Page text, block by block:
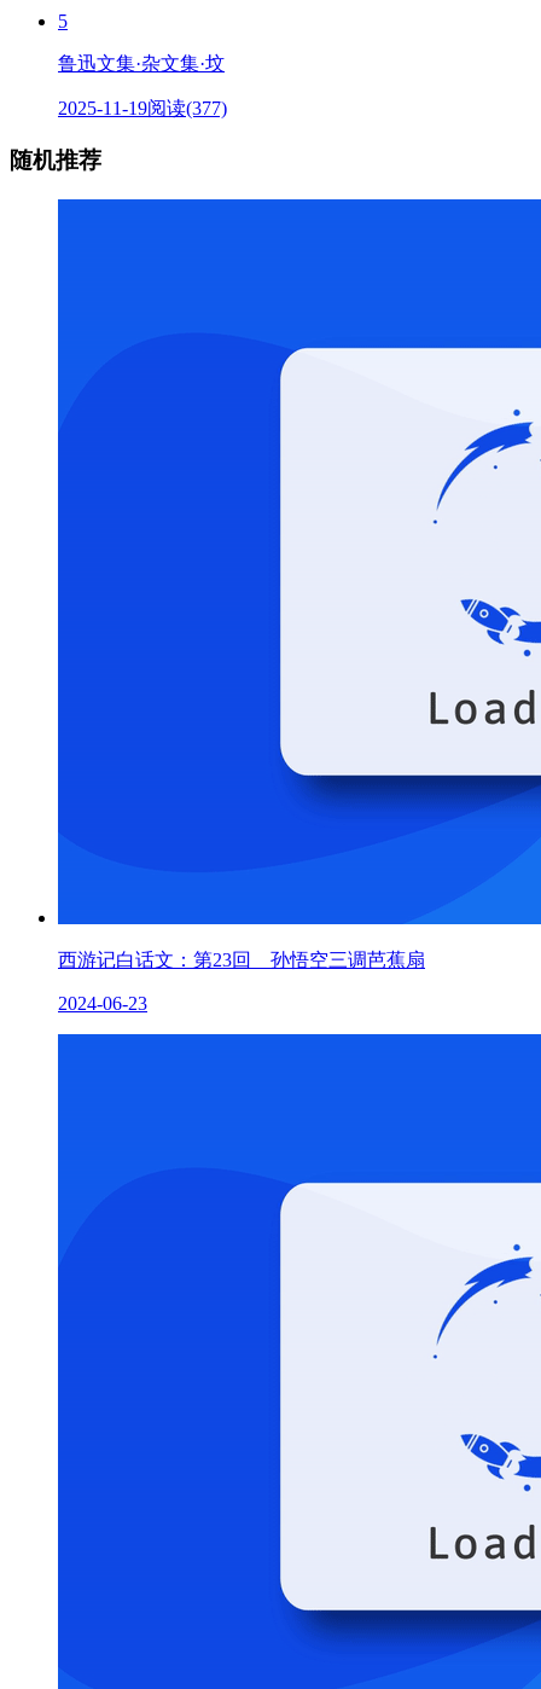
5
鲁迅文集·杂文集·坟
2025-11-19阅读(377)
随机推荐
西游记白话文：第23回 孙悟空三调芭蕉扇
2024-06-23